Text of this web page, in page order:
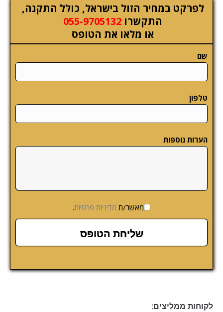
לפרקט במחיר הזול בישראל, כולל התקנה,
התקשרו 055-9705132
או מלאו את הטופס
שם
טלפון
הערות נוספות
מאשר/ת מדיניות פרטיות.
לקוחות ממליצים: